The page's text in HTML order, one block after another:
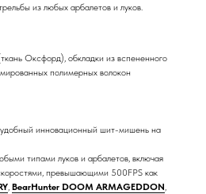
из любых арбалетов и луков.
Оксфорд), обкладки из вспененного
полимерных волокон
инновационный шит-мишень на
типами луков и арбалетов, включая
превышающими 500FPS как
, BearHunter DOOM ARMAGEDDON,